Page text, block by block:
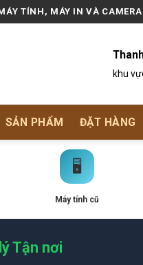
TÍNH, MÁY IN VÀ CAMERA
khu
SẢN PHẨM ĐẶT HÀNG
🖥️
Máy tính cũ
Tận nơi